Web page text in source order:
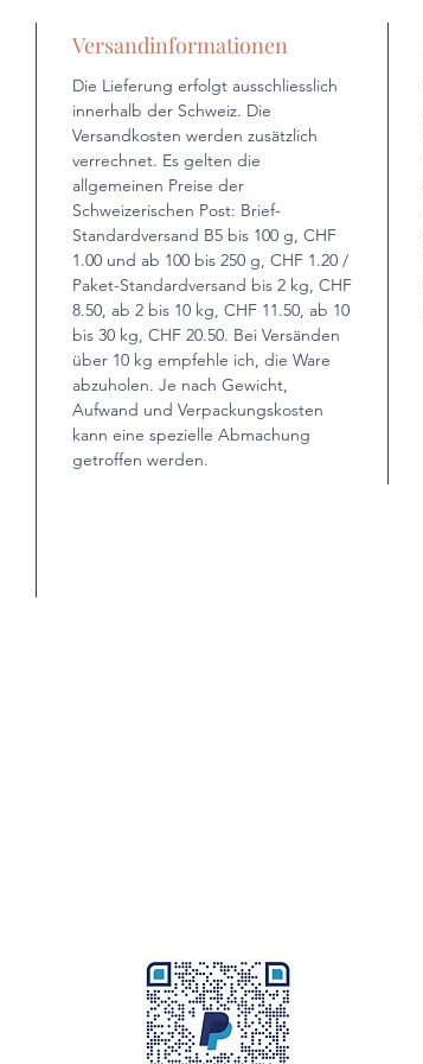
Versandinformationen
Die Lieferung erfolgt ausschliesslich
innerhalb der Schweiz. Die
Versandkosten werden zusätzlich
verrechnet. Es gelten die
allgemeinen Preise der
Schweizerischen Post: Brief-
Standardversand B5 bis 100 g, CHF
1.00 und ab 100 bis 250 g, CHF 1.20 /
Paket-Standardversand bis 2 kg, CHF
8.50, ab 2 bis 10 kg, CHF 11.50, ab 10
bis 30 kg, CHF 20.50. Bei Versänden
über 10 kg empfehle ich, die Ware
abzuholen. Je nach Gewicht,
Aufwand und Verpackungskosten
kann eine spezielle Abmachung
getroffen werden.